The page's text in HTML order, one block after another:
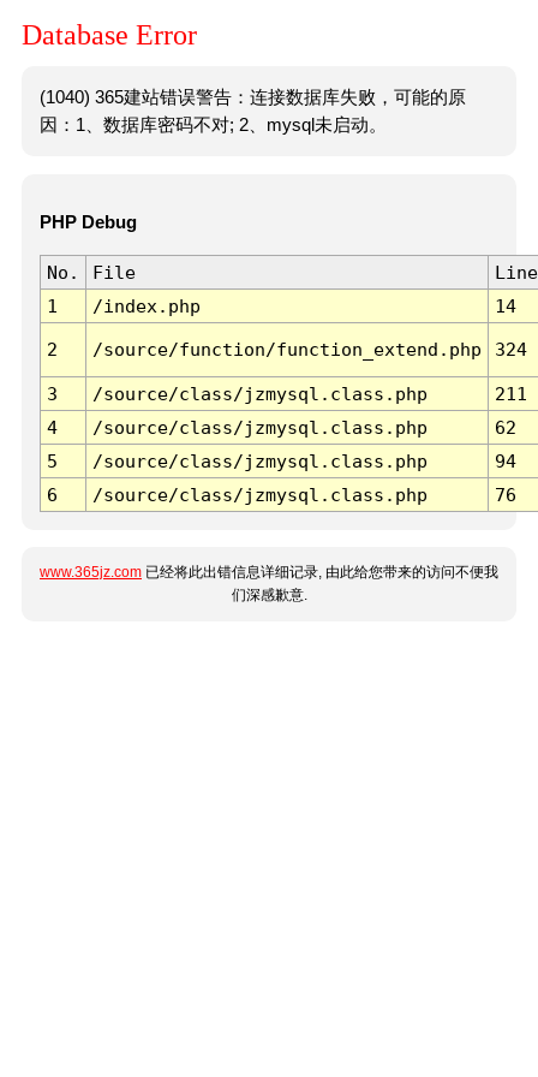
Database Error
(1040) 365建站错误警告：连接数据库失败，可能的原
因：1、数据库密码不对; 2、mysql未启动。
PHP Debug
No. File
Line
1
/index.php 14
2 /source/function/function_extend.php 324
3 /source/class/jzmysql.class.php
211
4
/source/class/jzmysql.class.php
62
5
/source/class/jzmysql.class.php
94
6
/source/class/jzmysql.class.php 76
www.365jz.com 已经将此出错信息详细记录, 由此给您带来的访问不便我
们深感歉意.